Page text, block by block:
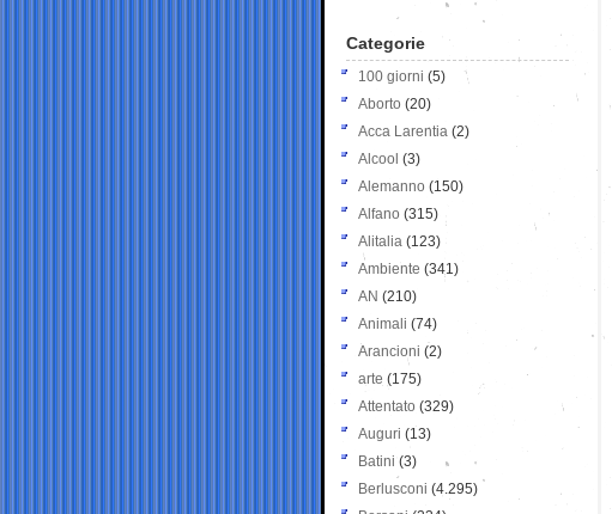
Categorie
100 giorni (5)
Aborto (20)
Acca Larentia (2)
Alcool (3)
Alemanno (150)
Alfano (315)
Alitalia (123)
Ambiente (341)
AN (210)
Animali (74)
Arancioni (2)
arte (175)
Attentato (329)
Auguri (13)
Batini (3)
Berlusconi (4.295)